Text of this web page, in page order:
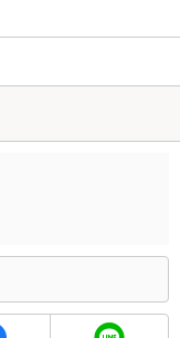
。正しい情報はお店へお問い